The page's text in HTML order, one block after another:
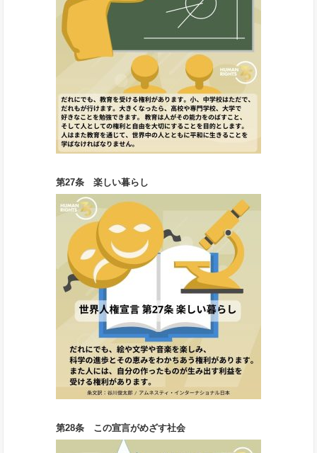
第27条 楽しい暮らし
第28条 この宣言がめざす社会